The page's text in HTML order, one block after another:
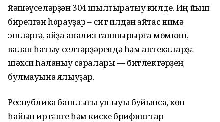
йәшәүселәрҙән 304 шылтыратыу килде. Иң йыш
бирелгән һорауҙар – сит илдән ҡайтҡас нимә
эшләргә, ҡайҙа анализ тапшырырға мөмкин,
ваҡлап һатыу селтәрҙәрендә һәм аптекаларҙа
шәхси һаҡланыу саралары — битлектәрҙең
булмауына ялыуҙар.
Республика башлығы ҡушыуы буйынса, көн
һайын иртәнге һәм киске брифингтар